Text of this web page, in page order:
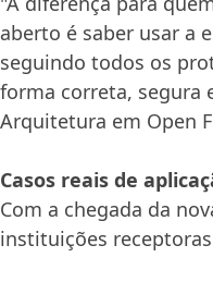
aberto é saber usar a
seguindo todos os
forma correta, segura
Arquitetura em Open
Casos reais de
Com a chegada da
instituições